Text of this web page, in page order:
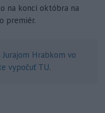
na konci októbra na
premiér.
Jurajom Hrabkom vo
vypočuť TU.